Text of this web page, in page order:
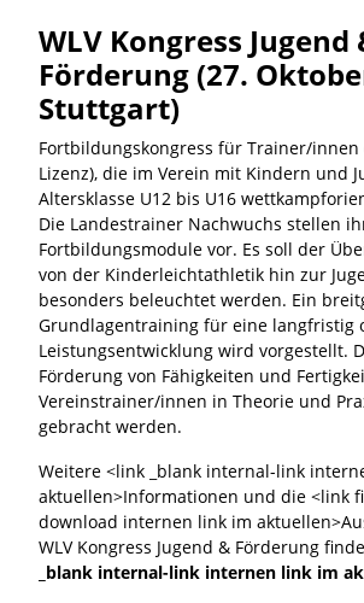
WLV Kongress Jugend
Förderung (27.
Stuttgart)
Fortbildungskongress für Trainer/
Lizenz), die im Verein mit Kindern und
Altersklasse U12 bis U16
Die Landestrainer Nachwuchs stellen
Fortbildungsmodule vor. Es soll der
von der Kinderleichtathletik hin zur
besonders beleuchtet werden. Ein
Grundlagentraining für eine langfristig
Leistungsentwicklung wird vorgestellt.
Förderung von Fähigkeiten und
Vereinstrainer/innen in Theorie und
gebracht werden.
Weitere <link _blank internal-link
aktuellen>Informationen und die <link
download internen link im
WLV Kongress Jugend & Förderung
_blank internal-link internen link im